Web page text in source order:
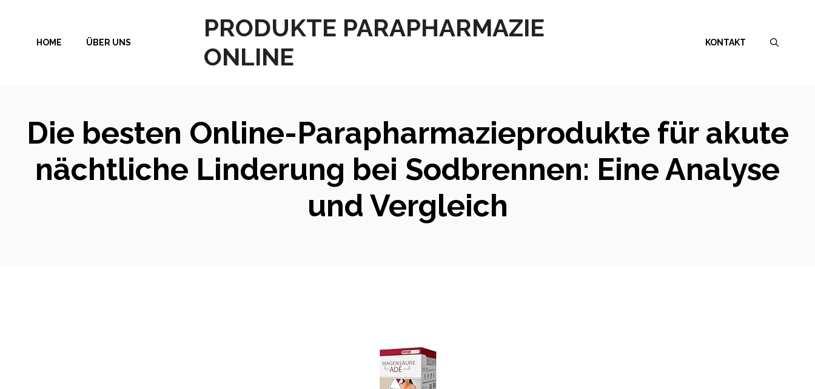
springen
PRODUKTE PARAPHARMAZIE
ONLINE
HOME ÜBER UNS KONTAKT
Die besten Online-Parapharmazieprodukte für akute
nächtliche Linderung bei Sodbrennen: Eine Analyse
und Vergleich